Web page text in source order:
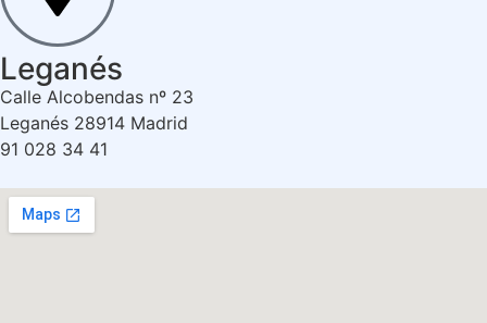
Leganés
Calle Alcobendas nº 23
Leganés 28914 Madrid
91 028 34 41